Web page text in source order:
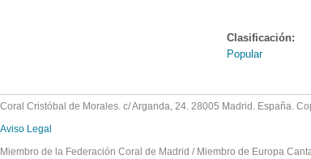
Clasificación:
Popular
Coral Cristóbal de Morales. c/ Arganda, 24. 28005 Madrid. España.
Aviso Legal
Miembro de la Federación Coral de Madrid / Miembro de Europa